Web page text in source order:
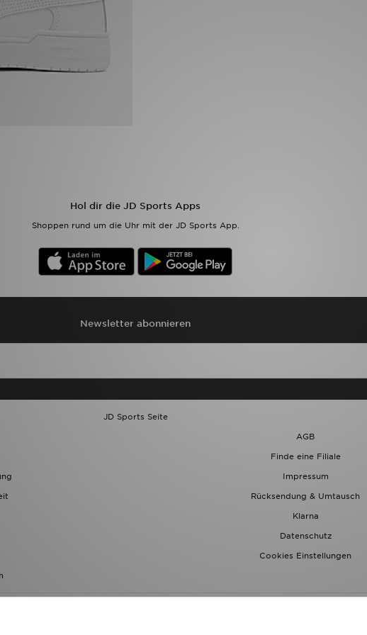
Hol dir die JD Sports Apps
Shoppen rund um die Uhr mit der JD Sports App.
Newsletter abonnieren
JD Sports Seite
AGB
Finde eine Filiale
Impressum
Rücksendung & Umtausch
Klarna
Datenschutz
Cookies Einstellungen